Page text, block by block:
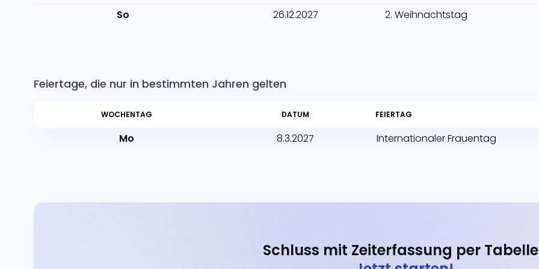
So 26.12.2027 2. Weihnachtstag
Feiertage, die nur in bestimmten Jahren gelten
WOCHENTAG DATUM FEIERTAG
Mo 8.3.2027 Internationaler Frauentag
Schluss mit Zeiterfassung per